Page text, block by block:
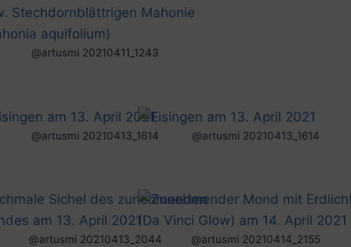
@artusmi 20210411_1243
@artusmi 20210413_1614 @artusmi 20210413_1614
@artusmi 20210413_2044 @artusmi 20210414_2155